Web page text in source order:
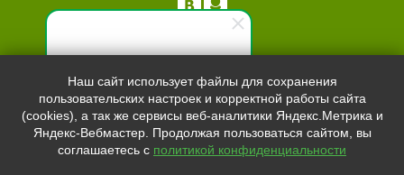
Специалист по продажам
Здравствуйте! Готов(-а)
помочь вам. Напишите мне,
если у вас появятся вопросы.
Адрес:
Телефон:
+7 (952)4829892
sale@svetled53.ru

Наш сайт использует файлы для сохранения
пользовательских настроек и корректной работы сайта
(cookies), а так же сервисы веб-аналитики Яндекс.Метрика и
Яндекс-Вебмастер. Продолжая пользоваться сайтом, вы
соглашаетесь с политикой конфиденциальности